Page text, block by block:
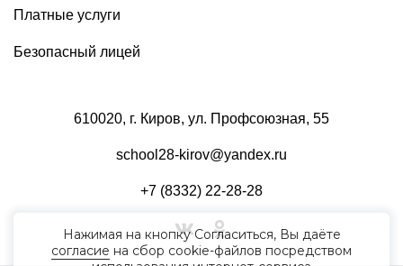
Платные услуги
Безопасный лицей
610020, г. Киров, ул. Профсоюзная, 55
school28-kirov@yandex.ru
+7 (8332) 22-28-28
Нажимая на кнопку Согласиться, Вы даёте
согласие на сбор cookie-файлов посредством